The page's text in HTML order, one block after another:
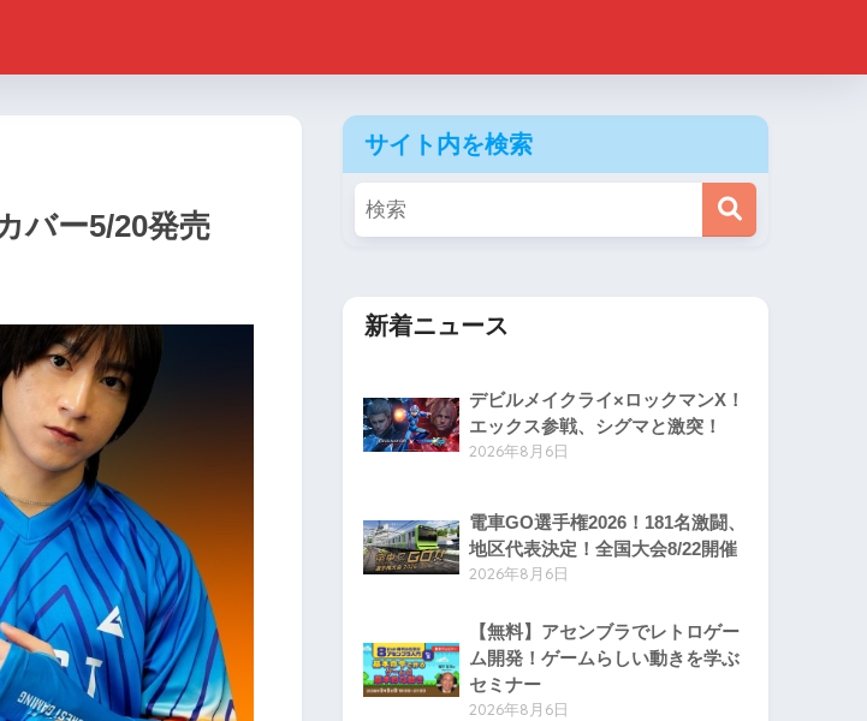
バー5/20発売
サイト内を検索
新着ニュース
デビルメイクライ×ロックマンX！
エックス参戦、シグマと激突！
2026年8月6日
電車GO選手権2026！181名激闘、
地区代表決定！全国大会8/22開催
2026年8月6日
【無料】アセンブラでレトロゲー
ム開発！ゲームらしい動きを学ぶ
セミナー
2026年8月6日